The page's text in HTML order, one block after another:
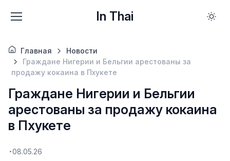
In Thai
Главная
Новости
Граждане Нигерии и Бельгии арестованы за
продажу кокаина в Пхукете
Граждане Нигерии и Бельгии
арестованы за продажу кокаина
в Пхукете
08.05.26